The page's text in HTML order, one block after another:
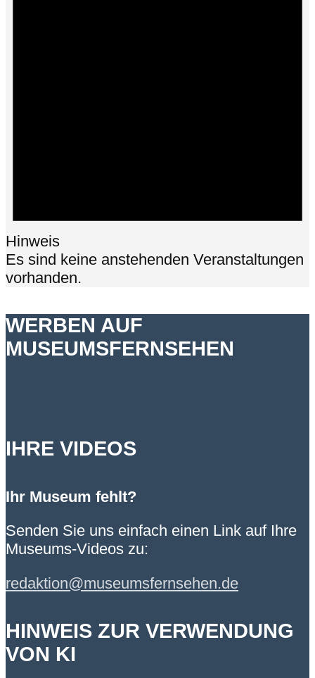
Hinweis
Es sind keine anstehenden Veranstaltungen
vorhanden.
WERBEN AUF
MUSEUMSFERNSEHEN
IHRE VIDEOS
Ihr Museum fehlt?
Senden Sie uns einfach einen Link auf Ihre
Museums-Videos zu:
redaktion@museumsfernsehen.de
HINWEIS ZUR VERWENDUNG
VON KI